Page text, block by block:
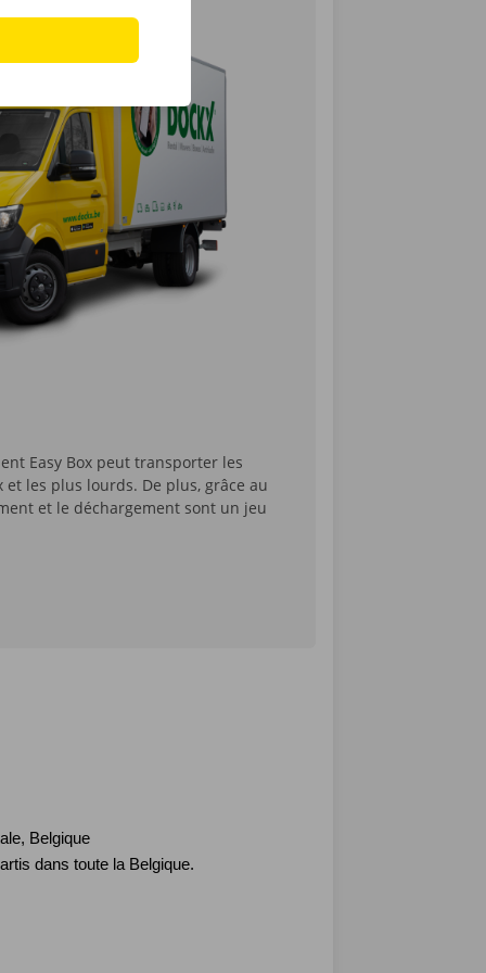
Easy Box peut transporter les
les plus lourds. De plus, grâce au
et le déchargement sont un jeu
Belgique
dans toute la Belgique.